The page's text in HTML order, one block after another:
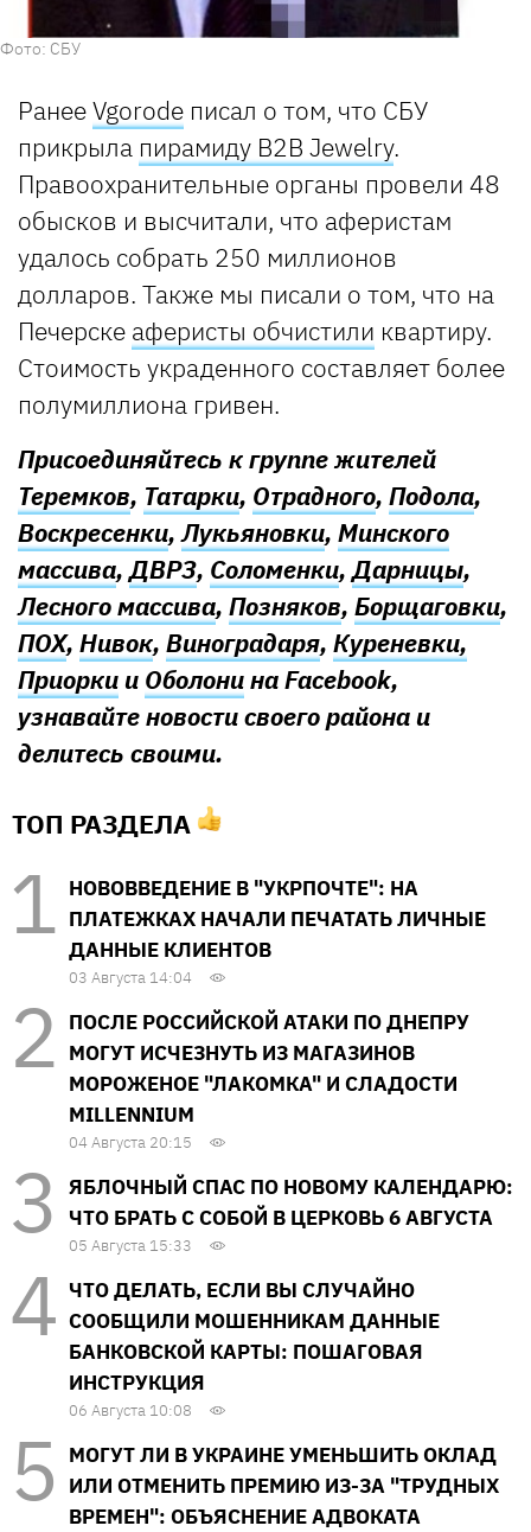
Фото: СБУ
РанееVgorode писал о том, что СБУ
прикрыла пирамиду B2B Jewelry.
Правоохранительные органы провели 48
обысков и высчитали, что аферистам
удалось собрать 250 миллионов
долларов. Также мы писали о том, что на
Печерске аферисты обчистили квартиру.
Стоимость украденного составляет более
полумиллиона гривен.
Присоединяйтесь к группе жителей
Теремков, Татарки, Отрадного, Подола,
Воскресенки,Лукьяновки, Минского
массива,ДВРЗ, Соломенки,Дарницы,
Лесного массива, Позняков, Борщаговки,
ПОХ, Нивок, Виноградаря, Куреневки,
Приоркии Оболонина Facebook,
узнавайте новости своего района и
делитесь своими.
ТОП РАЗДЕЛА
НОВОВВЕДЕНИЕ В "УКРПОЧТЕ": НА
ПЛАТЕЖКАХ НАЧАЛИ ПЕЧАТАТЬ ЛИЧНЫЕ
ДАННЫЕ КЛИЕНТОВ
03 Августа 14:04
ПОСЛЕ РОССИЙСКОЙ АТАКИ ПО ДНЕПРУ
МОГУТ ИСЧЕЗНУТЬ ИЗ МАГАЗИНОВ
МОРОЖЕНОЕ "ЛАКОМКА" И СЛАДОСТИ
MILLENNIUM
04 Августа 20:15
ЯБЛОЧНЫЙ СПАС ПО НОВОМУ КАЛЕНДАРЮ:
ЧТО БРАТЬ С СОБОЙ В ЦЕРКОВЬ 6 АВГУСТА
05 Августа 15:33
ЧТО ДЕЛАТЬ, ЕСЛИ ВЫ СЛУЧАЙНО
СООБЩИЛИ МОШЕННИКАМ ДАННЫЕ
БАНКОВСКОЙ КАРТЫ: ПОШАГОВАЯ
ИНСТРУКЦИЯ
06 Августа 10:08
МОГУТ ЛИ В УКРАИНЕ УМЕНЬШИТЬ ОКЛАД
ИЛИ ОТМЕНИТЬ ПРЕМИЮ ИЗ-ЗА "ТРУДНЫХ
ВРЕМЕН": ОБЪЯСНЕНИЕ АДВОКАТА